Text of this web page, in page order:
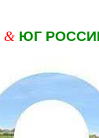
& ЮГ